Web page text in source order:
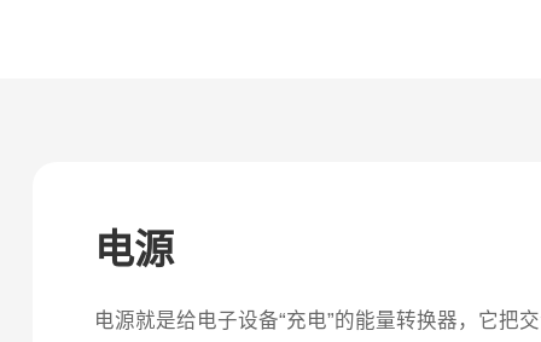
电源
电源就是给电子设备“充电”的能量转换器，它把